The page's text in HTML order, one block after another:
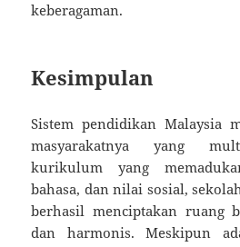
keberagaman.
Kesimpulan
Sistem pendidikan Malaysia
masyarakatnya yang
kurikulum yang
bahasa, dan nilai sosial,
berhasil menciptakan ruang
dan harmonis. Meskipun